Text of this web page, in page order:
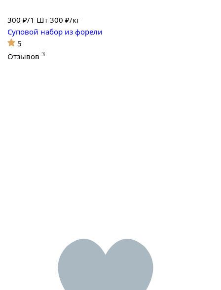
300 ₽/1 Шт 300 ₽/кг
Суповой набор из форели
5
Отзывов 3